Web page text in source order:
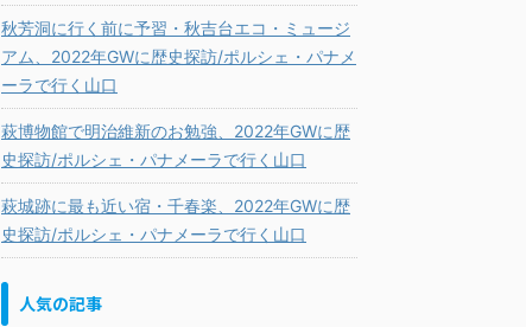
秋芳洞に行く前に予習・秋吉台エコ・ミュージ
アム、2022年GWに歴史探訪/ポルシェ・パナメ
ーラで行く山口
萩博物館で明治維新のお勉強、2022年GWに歴
史探訪/ポルシェ・パナメーラで行く山口
萩城跡に最も近い宿・千春楽、2022年GWに歴
史探訪/ポルシェ・パナメーラで行く山口
人気の記事